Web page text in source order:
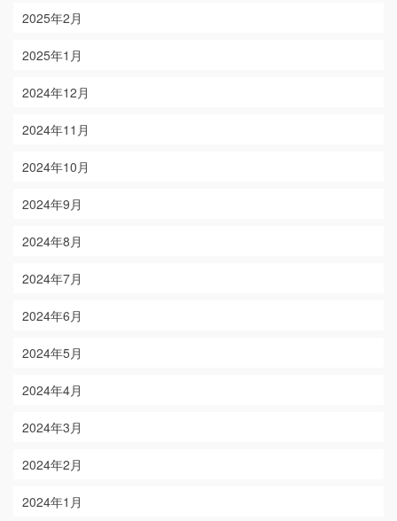
2025年2月
2025年1月
2024年12月
2024年11月
2024年10月
2024年9月
2024年8月
2024年7月
2024年6月
2024年5月
2024年4月
2024年3月
2024年2月
2024年1月